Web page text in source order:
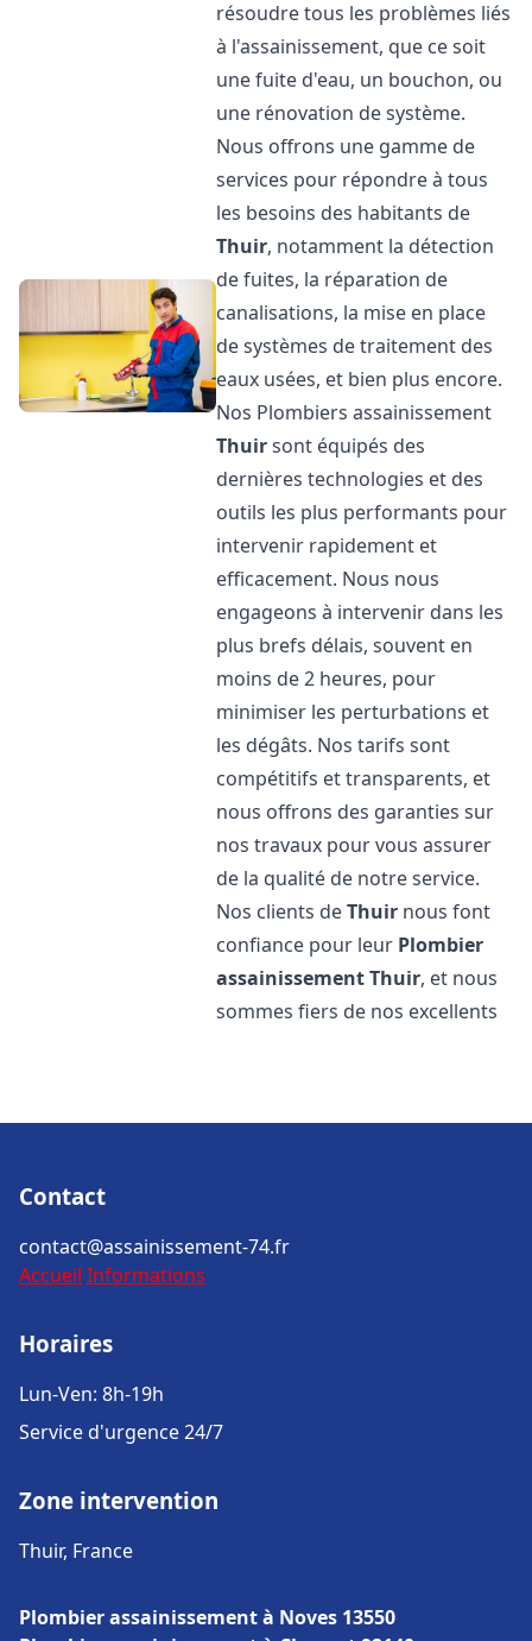
résoudre tous les problèmes liés
à l'assainissement, que ce soit
une fuite d'eau, un bouchon, ou
une rénovation de système.
Nous offrons une gamme de
services pour répondre à tous
les besoins des habitants de
Thuir, notamment la détection
de fuites, la réparation de
canalisations, la mise en place
de systèmes de traitement des
eaux usées, et bien plus encore.
Nos Plombiers assainissement
Thuirsont équipés des
dernières technologies et des
outils les plus performants pour
intervenir rapidement et
efficacement. Nous nous
engageons à intervenir dans les
plus brefs délais, souvent en
moins de 2 heures, pour
minimiser les perturbations et
les dégâts. Nos tarifs sont
compétitifs et transparents, et
nous offrons des garanties sur
nos travaux pour vous assurer
de la qualité de notre service.
Nos clients deThuir nous font
confiance pour leur Plombier
assainissementThuir, et nous
sommes fiers de nos excellents
Contact
contact@assainissement-74.fr
Accueil Informations
Horaires
Lun-Ven: 8h-19h
Service d'urgence 24/7
Zone intervention
Thuir, France
Plombier assainissement à Noves 13550